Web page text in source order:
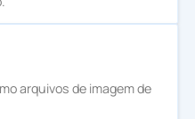
arquivos de imagem de